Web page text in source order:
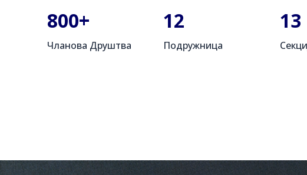
800+
Чланова Друштва
12
Пoдружница
13